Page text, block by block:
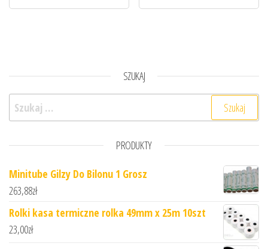
SZUKAJ
Szukaj:
PRODUKTY
Minitube Gilzy Do Bilonu 1 Grosz
263,88zł
Rolki kasa termiczne rolka 49mm x 25m 10szt
23,00zł